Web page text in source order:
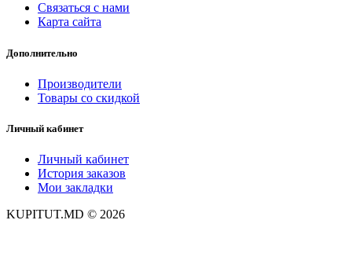
Связаться с нами
Карта сайта
Дополнительно
Производители
Товары со скидкой
Личный кабинет
Личный кабинет
История заказов
Мои закладки
KUPITUT.MD © 2026